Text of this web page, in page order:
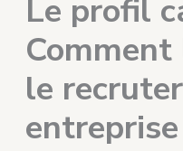
Le profil
le
entreprise